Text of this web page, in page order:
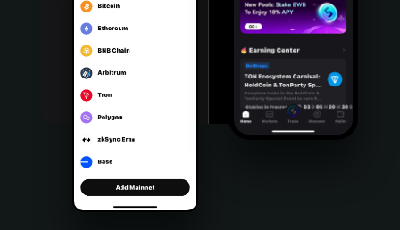
Português (Portugal)
Bahasa Indonesia
Português (Brasil)
Español (Argentina)